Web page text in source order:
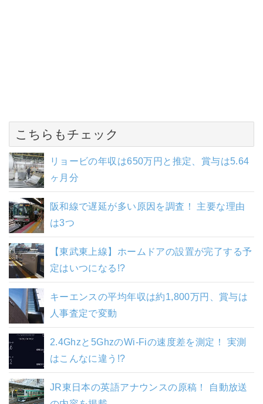
こちらもチェック
リョービの年収は650万円と推定、賞与は5.64
ヶ月分
阪和線で遅延が多い原因を調査！ 主要な理由
は3つ
【東武東上線】ホームドアの設置が完了する予
定はいつになる!?
キーエンスの平均年収は約1,800万円、賞与は
人事査定で変動
2.4Ghzと5GhzのWi-Fiの速度差を測定！ 実測
はこんなに違う!?
JR東日本の英語アナウンスの原稿！ 自動放送